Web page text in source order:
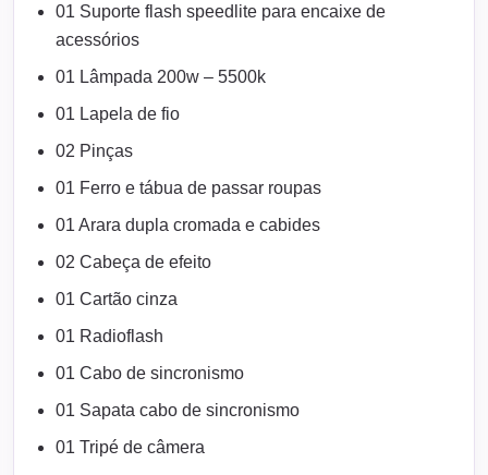
01 Suporte flash speedlite para encaixe de
acessórios
01 Lâmpada 200w – 5500k
01 Lapela de fio
02 Pinças
01 Ferro e tábua de passar roupas
01 Arara dupla cromada e cabides
02 Cabeça de efeito
01 Cartão cinza
01 Radioflash
01 Cabo de sincronismo
01 Sapata cabo de sincronismo
01 Tripé de câmera